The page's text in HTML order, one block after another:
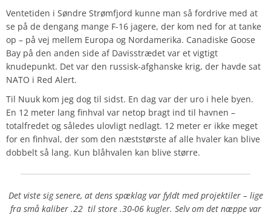
Ventetiden i Søndre Strømfjord kunne man så fordrive med at
se på de dengang mange F-16 jagere, der kom ned for at tanke
op – på vej mellem Europa og Nordamerika. Canadiske Goose
Bay på den anden side af Davisstrædet var et vigtigt
knudepunkt. Det var den russisk-afghanske krig, der havde sat
NATO i Red Alert.
Til Nuuk kom jeg dog til sidst. En dag var der uro i hele byen.
En 12 meter lang finhval var netop bragt ind til havnen –
totalfredet og således ulovligt nedlagt. 12 meter er ikke meget
for en finhval, der som den næststørste af alle hvaler kan blive
dobbelt så lang. Kun blåhvalen kan blive større.
Det viste sig senere, at dens spæklag var fyldt med projektiler – lige
fra små kaliber .22 til store .30-06 kugler. Selv om det næppe var